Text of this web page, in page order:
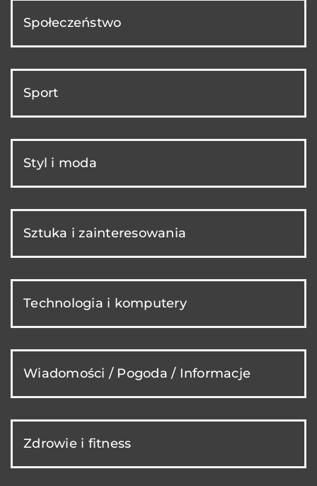
Społeczeństwo
Sport
Styl i moda
Sztuka i zainteresowania
Technologia i komputery
Wiadomości / Pogoda / Informacje
Zdrowie i fitness